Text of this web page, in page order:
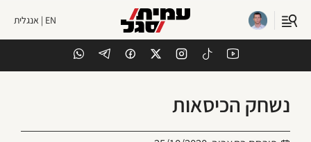
EN | אנגלית
נשחק הכיסאות